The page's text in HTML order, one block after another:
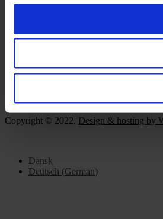
Om Yarn Every Wear
ÅBNINGSTIDER
Lørdag 10:00 – 14:00
Copyright © 2022. Design & hosting by
Dansk
Deutsch (German)